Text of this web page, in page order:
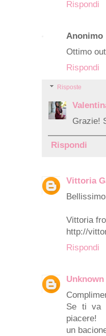
Rispondi
Anonimo
Ottimo
Rispondi
Risposte
Grazie!
Rispondi
Vittoria
Vittoria
http://
Rispondi
Unknown
Se ti va
piacere!
un